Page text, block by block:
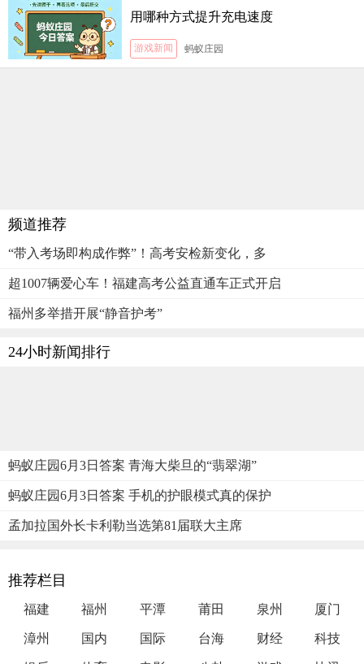
用哪种方式提升充电速度
游戏新闻 蚂蚁庄园
频道推荐
“带入考场即构成作弊”！高考安检新变化，多
超1007辆爱心车！福建高考公益直通车正式开启
福州多举措开展“静音护考”
24小时新闻排行
蚂蚁庄园6月3日答案 青海大柴旦的“翡翠湖”
蚂蚁庄园6月3日答案 手机的护眼模式真的保护
孟加拉国外长卡利勒当选第81届联大主席
推荐栏目
福建 福州 平潭 莆田 泉州 厦门
漳州 国内 国际 台海 财经 科技